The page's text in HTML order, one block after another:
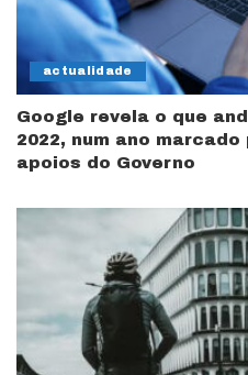
actualidade
Google revela o que
2022, num ano
apoios do Governo